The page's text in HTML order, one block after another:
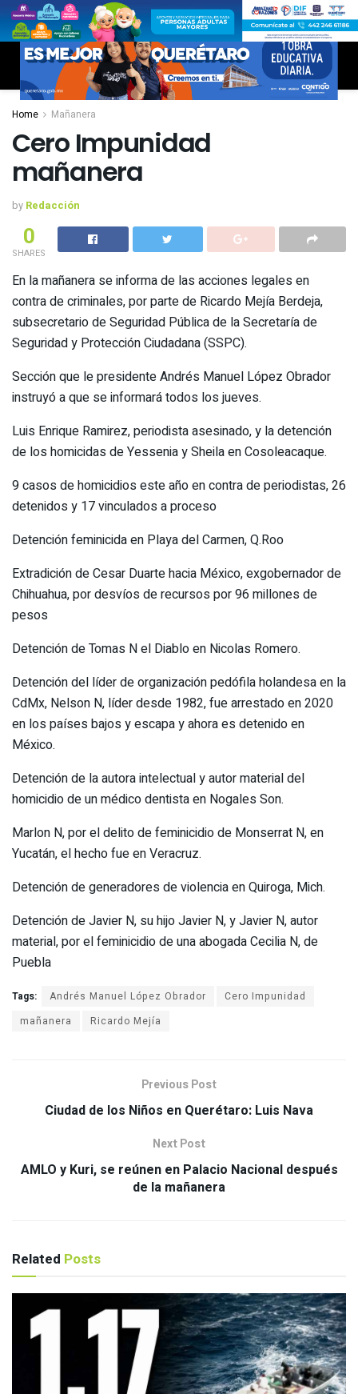
Home Mañanera
Cero Impunidad
mañanera
by Redacción
0
SHARES
En la mañanera se informa de las acciones legales en
contra de criminales, por parte de Ricardo Mejía Berdeja,
subsecretario de Seguridad Pública de la Secretaría de
Seguridad y Protección Ciudadana (SSPC).
Sección que le presidente Andrés Manuel López Obrador
instruyó a que se informará todos los jueves.
Luis Enrique Ramirez, periodista asesinado, y la detención
de los homicidas de Yessenia y Sheila en Cosoleacaque.
9 casos de homicidios este año en contra de periodistas, 26
detenidos y 17 vinculados a proceso
Detención feminicida en Playa del Carmen, Q.Roo
Extradición de Cesar Duarte hacia México, exgobernador de
Chihuahua, por desvíos de recursos por 96 millones de
pesos
Detención de Tomas N el Diablo en Nicolas Romero.
Detención del líder de organización pedófila holandesa en la
CdMx, Nelson N, líder desde 1982, fue arrestado en 2020
en los países bajos y escapa y ahora es detenido en
México.
Detención de la autora intelectual y autor material del
homicidio de un médico dentista en Nogales Son.
Marlon N, por el delito de feminicidio de Monserrat N, en
Yucatán, el hecho fue en Veracruz.
Detención de generadores de violencia en Quiroga, Mich.
Detención de Javier N, su hijo Javier N, y Javier N, autor
material, por el feminicidio de una abogada Cecilia N, de
Puebla
Tags: Andrés Manuel López Obrador
Cero Impunidad
mañanera
Ricardo Mejía
Previous Post
Ciudad de los Niños en Querétaro: Luis Nava
Next Post
AMLO y Kuri, se reúnen en Palacio Nacional después
de la mañanera
Related Posts